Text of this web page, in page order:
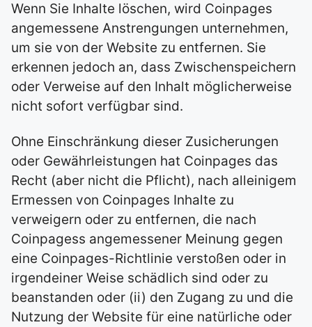
Wenn Sie Inhalte löschen, wird Coinpages
angemessene Anstrengungen unternehmen,
um sie von der Website zu entfernen. Sie
erkennen jedoch an, dass Zwischenspeichern
oder Verweise auf den Inhalt möglicherweise
nicht sofort verfügbar sind.
Ohne Einschränkung dieser Zusicherungen
oder Gewährleistungen hat Coinpages das
Recht (aber nicht die Pflicht), nach alleinigem
Ermessen von Coinpages Inhalte zu
verweigern oder zu entfernen, die nach
Coinpagess angemessener Meinung gegen
eine Coinpages-Richtlinie verstoßen oder in
irgendeiner Weise schädlich sind oder zu
beanstanden oder (ii) den Zugang zu und die
Nutzung der Website für eine natürliche oder